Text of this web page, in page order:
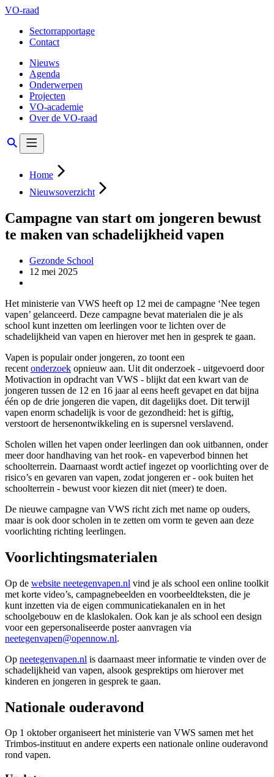
VO-raad
Sectorrapportage
Contact
Nieuws
Agenda
Onderwerpen
Projecten
VO-academie
Over de VO-raad
Home
Nieuwsoverzicht
Campagne van start om jongeren bewust
te maken van schadelijkheid vapen
Gezonde School
12 mei 2025
Het ministerie van VWS heeft op 12 mei de campagne ‘Nee tegen
vapen’ gelanceerd. Deze campagne bevat materialen die je als
school kunt inzetten om leerlingen voor te lichten over de
schadelijkheid van vapen en hierover met hen in gesprek te gaan.
Vapen is populair onder jongeren, zo toont een
recent onderzoek opnieuw aan. Uit dit onderzoek - uitgevoerd door
Motivaction in opdracht van VWS - blijkt dat een kwart van de
jongeren tussen de 12 en 16 jaar al eens heeft gevapet en dat bijna
één op de drie jongeren die vapen, dit dagelijks doet. Dit terwijl
vapen enorm schadelijk is voor de gezondheid: het is giftig,
verstoort de hersenontwikkeling en is supersnel verslavend.
Scholen willen het vapen onder leerlingen dan ook uitbannen, onder
meer door handhaving van het rook- en vapeverbod binnen het
schoolterrein. Daarnaast wordt actief ingezet op voorlichting over de
risico’s en gevaren van vapen, zodat jongeren er - ook buiten het
schoolterrein - bewust voor kiezen dit niet (meer) te doen.
De nieuwe campagne van VWS richt zich met name op ouders,
maar is ook door scholen in te zetten om vorm te geven aan deze
voorlichting richting leerlingen.
Voorlichtingsmaterialen
Op de website neetegenvapen.nl vind je als school een online toolkit
met korte video’s, campagnebeelden en voorbeeldteksten, die je
kunt inzetten via de eigen communicatiekanalen en in het
schoolgebouw en de klaslokalen. Ook kan je als school een design
voor een gepersonaliseerde poster aanvragen via
neetegenvapen@opennow.nl.
Op neetegenvapen.nl is daarnaast meer informatie te vinden over de
schadelijkheid van vapen, alsook gesprektips om hierover met
kinderen en jongeren in gesprek te gaan.
Nationale ouderavond
Op 1 oktober organiseert het ministerie van VWS samen met het
Trimbos-instituut en andere experts een nationale online ouderavond
rond vapen.